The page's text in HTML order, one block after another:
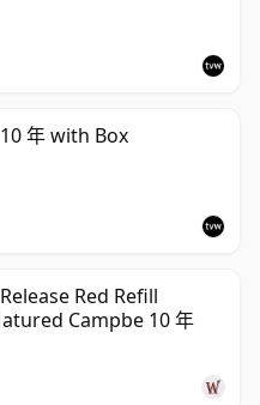
年 with Box
Red Refill
Campbe 10 年